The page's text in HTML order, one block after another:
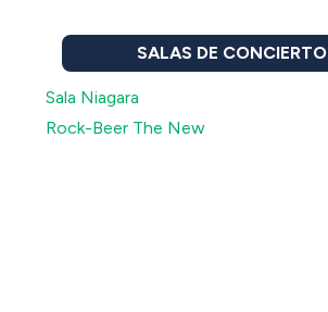
SALAS DE CONCIERTO
Sala Niagara
Rock-Beer The New